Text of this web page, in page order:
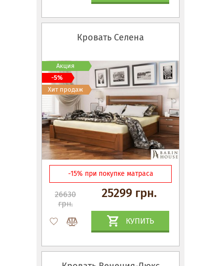
Кровать Селена
-15% при покупке матраса
26630
грн.
25299 грн.
КУПИТЬ
Акция
-5%
Хит продаж